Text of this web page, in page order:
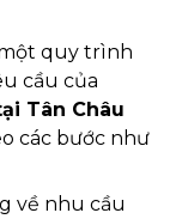
quy trình
cầu của
Tân Châu
các bước như
về nhu cầu